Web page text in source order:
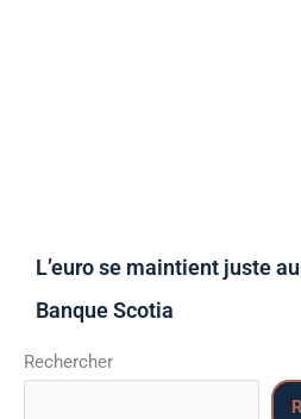
L’euro se maintient juste
Banque Scotia
Rechercher